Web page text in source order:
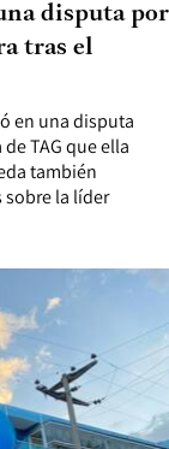
en una disputa
TAG que ella
también
la líder
disputa por
tras el